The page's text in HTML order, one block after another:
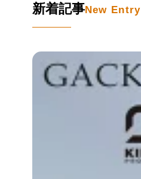
新着記事New Entry